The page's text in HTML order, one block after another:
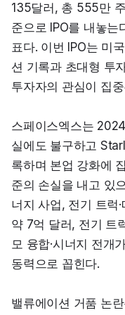
135달러, 총 555만
준으로 IPO를 내놓
표다. 이번 IPO는 미
션 기록과 초대형 투
투자자의 관심이 집
스페이스엑스는
실에도 불구하고
록하며 본업 강화에
준의 손실을 내고 있
너지 사업, 전기 트럭
약 7억 달러, 전기 트
모 융합·시너지 전개
동력으로 꼽힌다.
밸류에이션 거품 논